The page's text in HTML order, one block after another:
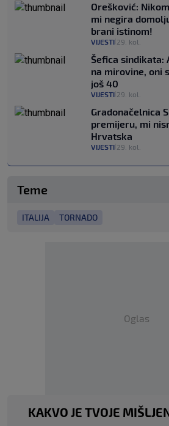
Orešković:
mi negira
brani istinom!
VIJESTI 29. kol.
Šefica sindikata:
na mirovine, oni
još 40
VIJESTI 29. kol.
Gradonačelnica
premijeru, mi
Hrvatska
VIJESTI 29. kol.
Teme
ITALIJA TORNADO
Oglas
KAKVO JE TVOJE